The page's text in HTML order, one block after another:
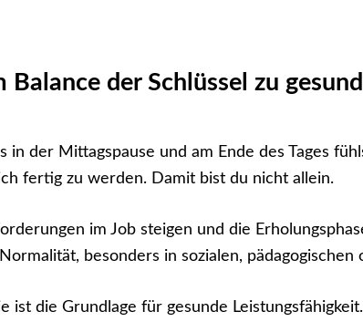
Balance der Schlüssel zu
in der Mittagspause und am Ende des Tages
fertig zu werden. Damit bist du nicht allein.
im Job steigen und die
besonders in sozialen,
ist die Grundlage für gesunde